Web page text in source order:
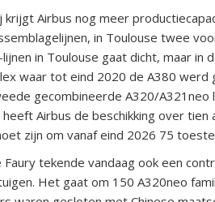
Airbus nog meer
in Toulouse twee
in Toulouse gaat dicht, maar in
waar tot eind 2020 de A380 werd
gecombineerde A320/A321neo
Airbus de beschikking over
zijn om vanaf eind 2026 75
tekende vandaag ook een
Het gaat om 150 A320neo